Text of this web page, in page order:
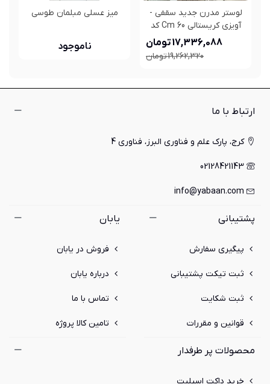
لوستر مدرن جدید سقفی -
آویزی کریستالی 60 Cm کد
2_441
17,336,088 تومان
19,262,320 تومان
میز عسلی مبلمان طوسی
ناموجود
ارتباط با ما
کرج، پارک علم و فناوری البرز، فناوری 4
02128421143
info@yabaan.com
پشتیبانی
پیگیری سفارش
ثبت تیکت پشتیبانی
ثبت شکایت
قوانین و مقررات
یابان
فروش در یابان
درباره یابان
تماس با ما
تامین کالا پروژه
محصولات پر طرفدار
خرید داکت اسپلیت